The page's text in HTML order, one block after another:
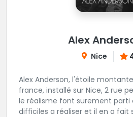
Alex
Nice
Alex Anderson, l'étoile
france, installé sur Nice, 2 rue pertinax. Le portrait et
le réalisme font surement parti
difficiles a réaliser et il en a fait